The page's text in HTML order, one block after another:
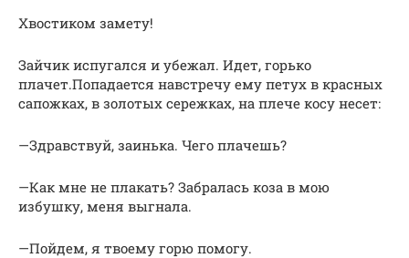
Хвостиком замету!
Зайчик испугался и убежал. Идет, горько
плачет.Попадается навстречу ему петух в красных
сапожках, в золотых сережках, на плече косу несет:
—Здравствуй, заинька. Чего плачешь?
—Как мне не плакать? Забралась коза в мою
избушку, меня выгнала.
—Пойдем, я твоему горю помогу.